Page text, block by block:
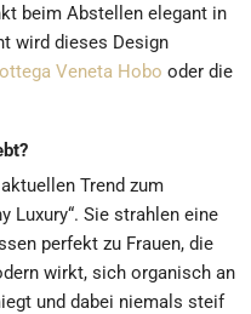
beim Abstellen elegant in
wird dieses Design
Veneta Hobo oder die
Trend zum
Luxury“. Sie strahlen eine
perfekt zu Frauen, die
wirkt, sich organisch an
und dabei niemals steif